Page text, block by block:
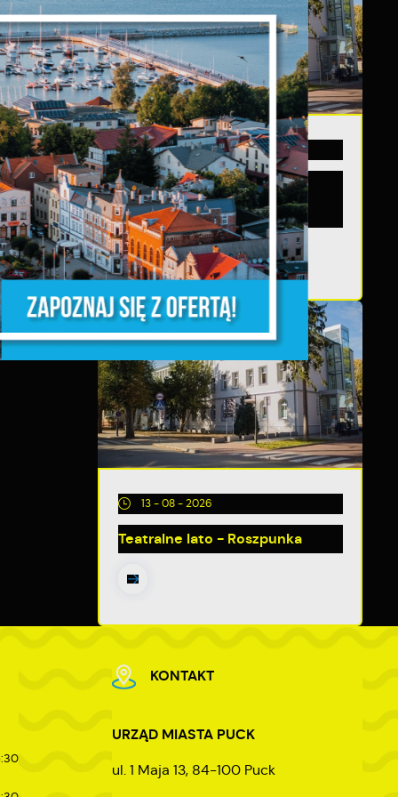
20 - 08 - 2026
Teatralne lato - Zdrowo i
kolorowo
13 - 08 - 2026
Teatralne lato - Roszpunka
KONTAKT
URZĄD MIASTA PUCK
ul. 1 Maja 13, 84-100 Puck